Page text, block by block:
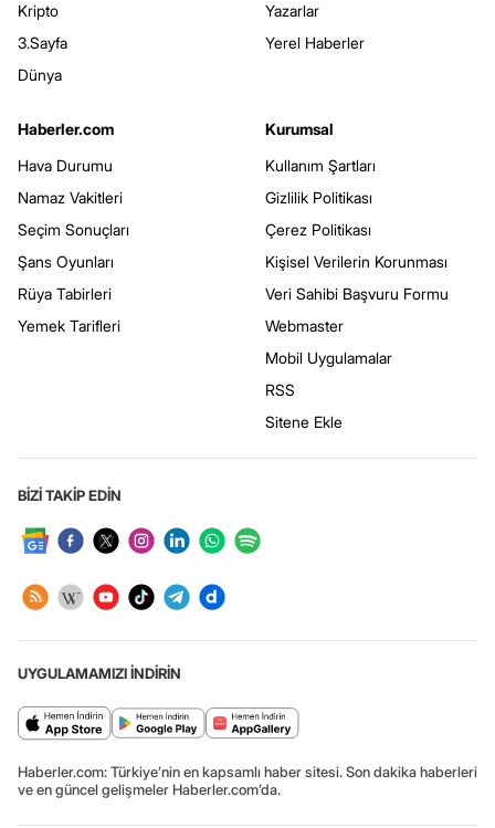
Kripto
3.Sayfa
Dünya
Yazarlar
Yerel Haberler
Haberler.com
Hava Durumu
Namaz Vakitleri
Seçim Sonuçları
Şans Oyunları
Rüya Tabirleri
Yemek Tarifleri
Kurumsal
Kullanım Şartları
Gizlilik Politikası
Çerez Politikası
Kişisel Verilerin Korunması
Veri Sahibi Başvuru Formu
Webmaster
Mobil Uygulamalar
RSS
Sitene Ekle
BİZİ TAKİP EDİN
UYGULAMAMIZI İNDİRİN
Haberler.com: Türkiye’nin en kapsamlı haber sitesi. Son dakika haberleri
ve en güncel gelişmeler Haberler.com’da.